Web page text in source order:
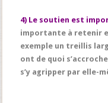
4) Le soutien est
importante à retenir
exemple un treillis
ont de quoi
s’y agripper par elle-